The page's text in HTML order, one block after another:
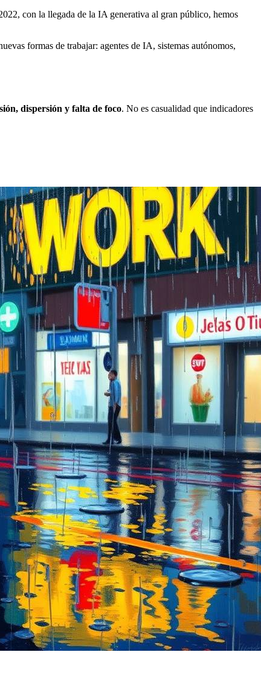
con la llegada de la IA generativa al gran público, hemos
formas de trabajar: agentes de IA, sistemas autónomos,
dispersión y falta de foco. No es casualidad que indicadores